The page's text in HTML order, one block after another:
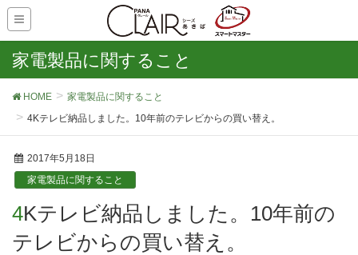
家電製品に関すること
HOME
家電製品に関すること
4Kテレビ納品しました。10年前のテレビからの買い替え。
2017年5月18日
家電製品に関すること
4Kテレビ納品しました。10年前の
テレビからの買い替え。